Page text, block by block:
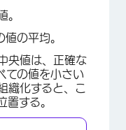
。
値の平均。
央値は、正確な
ての値を小さい
織化すると、こ
置する。